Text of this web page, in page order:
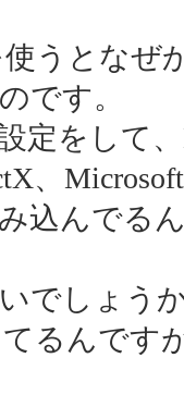
使うとなぜ
です。
定をして
、
込んでる
でしょう
てるんです